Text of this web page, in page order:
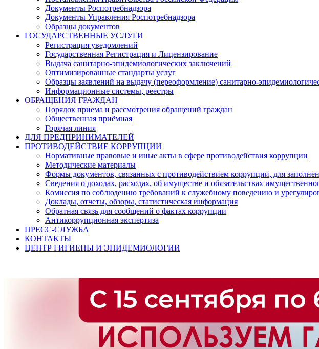
Документы Роспотребнадзора
Документы Управления Роспотребнадзора
Образцы документов
ГОСУДАРСТВЕННЫЕ УСЛУГИ
Регистрация уведомлений
Государственная Регистрация и Лицензирование
Выдача санитарно-эпидемиологических заключений
Оптимизированные стандарты услуг
Образцы заявлений на выдачу (переоформление) санитарно-
Информационные системы, реестры
ОБРАЩЕНИЯ ГРАЖДАН
Порядок приема и рассмотрения обращений граждан
Общественная приёмная
Горячая линия
ДЛЯ ПРЕДПРИНИМАТЕЛЕЙ
ПРОТИВОДЕЙСТВИЕ КОРРУПЦИИ
Нормативные правовые и иные акты в сфере противодействия коррупции
Методические материалы
Формы документов, связанных с противодействием коррупции, для
Сведения о доходах, расходах, об имуществе и обязательствах
Комиссия по соблюдению требований к служебному поведению и
Доклады, отчеты, обзоры, статистическая информация
Обратная связь для сообщений о фактах коррупции
Антикоррупционная экспертиза
ПРЕСС-СЛУЖБА
КОНТАКТЫ
ЦЕНТР ГИГИЕНЫ И ЭПИДЕМИОЛОГИИ